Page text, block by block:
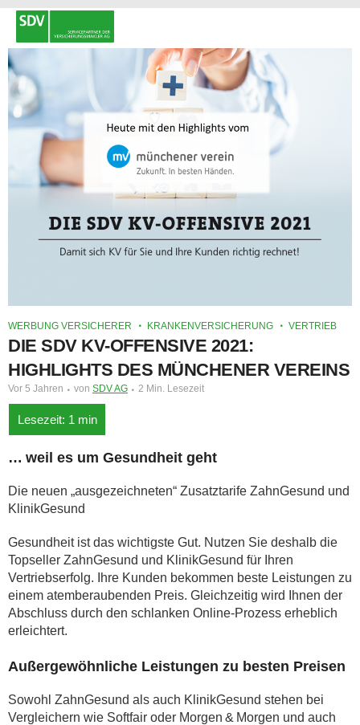
WERBUNG VERSICHERER KRANKENVERSICHERUNG VERTRIEB
DIE SDV KV-OFFENSIVE 2021:
HIGHLIGHTS DES MÜNCHENER VEREINS
Vor 5 Jahren von SDV AG 2 Min. Lesezeit
… weil es um Gesundheit geht
Die neuen „ausgezeichneten“ Zusatztarife ZahnGesund und
KlinikGesund
Gesundheit ist das wichtigste Gut. Nutzen Sie deshalb die
Topseller ZahnGesund und KlinikGesund für Ihren
Vertriebserfolg. Ihre Kunden bekommen beste Leistungen zu
einem atemberaubenden Preis. Gleichzeitig wird Ihnen der
Abschluss durch den schlanken Online-Prozess erheblich
erleichtert.
Außergewöhnliche Leistungen zu besten Preisen
Sowohl ZahnGesund als auch KlinikGesund stehen bei
Vergleichern wie Softfair oder Morgen & Morgen und auch